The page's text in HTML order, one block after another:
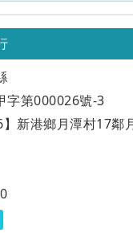
字第000026號-3
】新港鄉月潭村17鄰